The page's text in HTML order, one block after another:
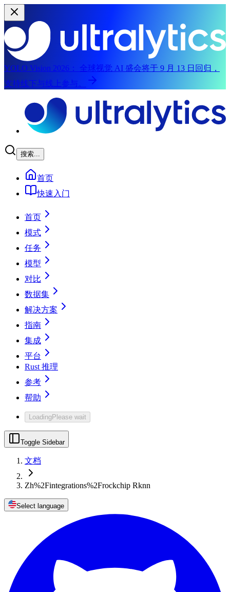
YOLO Vision 2026：
全球视觉 AI 盛会将于 9 月 13 日回归，
支持线下与线上参与。
搜索...
首页
快速入门
首页
模式
任务
模型
对比
数据集
解决方案
指南
集成
平台
Rust 推理
参考
帮助
LoadingPlease wait
Toggle Sidebar
文档
Zh%2Fintegrations%2Frockchip Rknn
Select language